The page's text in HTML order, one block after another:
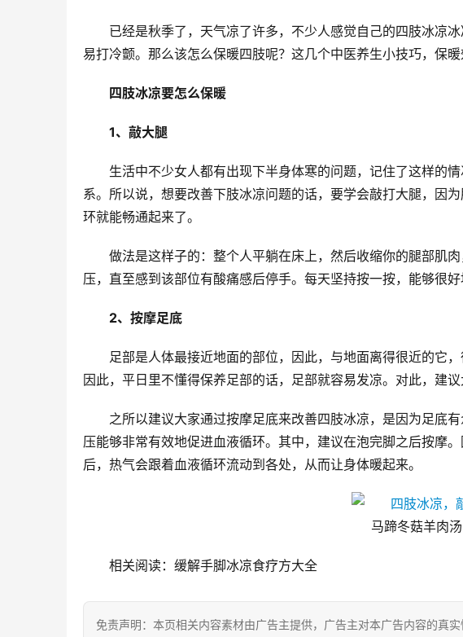
已经是秋季了，天气凉了许多，不少人感觉自己的四肢冰凉
易打冷颤。那么该怎么保暖四肢呢？这几个中医养生小技巧，保暖
四肢冰凉要怎么保暖
1、敲大腿
生活中不少女人都有出现下半身体寒的问题，记住了这样的
系。所以说，想要改善下肢冰凉问题的话，要学会敲打大腿，因
环就能畅通起来了。
做法是这样子的：整个人平躺在床上，然后收缩你的腿部肌
压，直至感到该部位有酸痛感后停手。每天坚持按一按，能够很好
2、按摩足底
足部是人体最接近地面的部位，因此，与地面离得很近的它
因此，平日里不懂得保养足部的话，足部就容易发凉。对此，建
之所以建议大家通过按摩足底来改善四肢冰凉，是因为足底
压能够非常有效地促进血液循环。其中，建议在泡完脚之后按摩
后，热气会跟着血液循环流动到各处，从而让身体暖起来。
马蹄冬菇羊肉汤
相关阅读：缓解手脚冰凉食疗方大全
免责声明：本页相关内容素材由广告主提供，广告主对本广告内容的真